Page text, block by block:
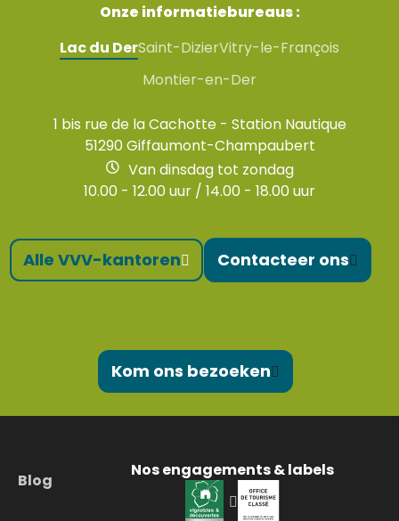
Onze informatiebureaus :
Lac du DerSaint-DizierVitry-le-François
Montier-en-Der
1 bis rue de la Cachotte - Station Nautique
51290 Giffaumont-Champaubert
Van dinsdag tot zondag
10.00 - 12.00 uur / 14.00 - 18.00 uur
Alle VVV-kantoren Contacteer ons
Kom ons bezoeken
Blog
Nos engagements & labels